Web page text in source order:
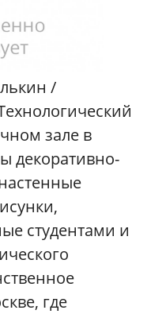
/
зале в
декоративно-
студентами и
где